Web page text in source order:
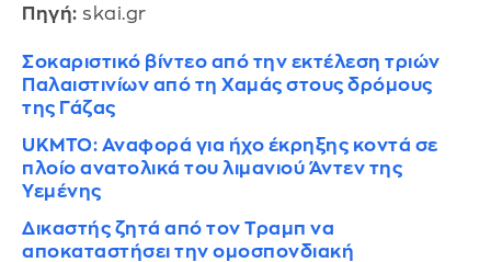
Πηγή: skai.gr
Σοκαριστικό βίντεο από την εκτέλεση τριών
Παλαιστινίων από τη Χαμάς στους δρόμους
της Γάζας
UKMTO: Αναφορά για ήχο έκρηξης κοντά σε
πλοίο ανατολικά του λιμανιού Άντεν της
Υεμένης
Δικαστής ζητά από τον Τραμπ να
αποκαταστήσει την ομοσπονδιακή